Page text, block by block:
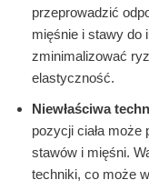
przeprowadzić
mięśnie i stawy do
zminimalizować
elastyczność.
Niewłaściwa
pozycji ciała może
stawów i mięśni.
techniki, co może